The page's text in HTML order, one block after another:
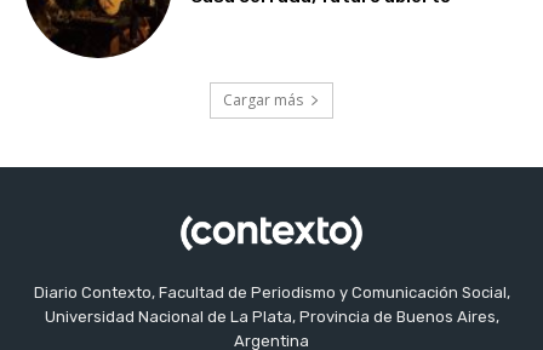
Cargar más
Diario Contexto, Facultad de Periodismo y Comunicación Social,
Universidad Nacional de La Plata, Provincia de Buenos Aires,
Argentina